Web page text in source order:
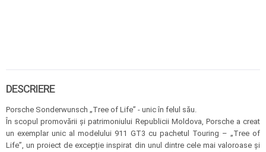
DESCRIERE
Porsche Sonderwunsch „Tree of Life” - unic în felul său.
În scopul promovării și patrimoniului Republicii Moldova, Porsche a creat
un exemplar unic al modelului 911 GT3 cu pachetul Touring – „Tree of
Life”, un proiect de excepție inspirat din unul dintre cele mai valoroase și